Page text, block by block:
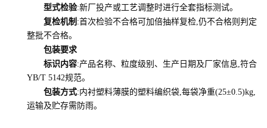
型式检验:新厂投产或工艺调整时进行全套指标测试。
复检机制 :首次检验不合格可加倍抽样复检,仍不合格则判定
整批不合格。
包装要求
标识内容:产品名称、粒度级别、生产日期及厂家信息,符合
YB/T 5142规范。
包装方式:内衬塑料薄膜的塑料编织袋,每袋净重(25±0.5)kg,
运输及贮存需防雨。